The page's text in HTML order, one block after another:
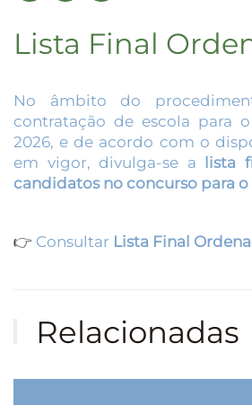
Lista Final
No âmbito do
contratação de escola para
2026, e de acordo com o
em vigor, divulga-se a lista
candidatos no concurso para o
👉 Consultar Lista Final
Relacionadas